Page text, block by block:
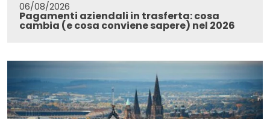
06/08/2026
Pagamenti aziendali in trasferta: cosa
cambia (e cosa conviene sapere) nel 2026